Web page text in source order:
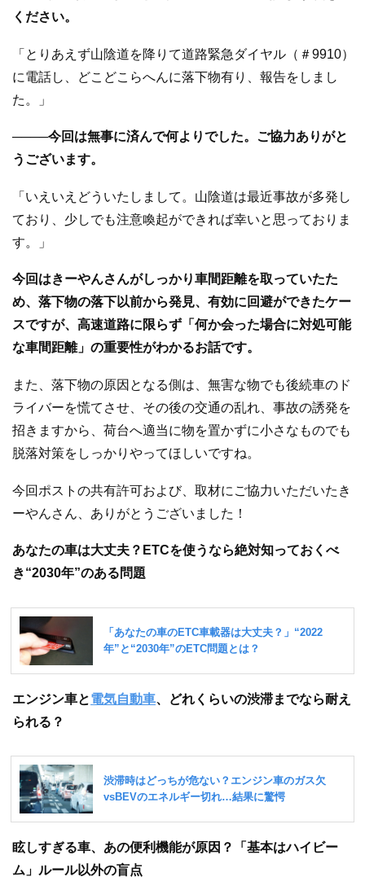
ください。
「とりあえず山陰道を降りて道路緊急ダイヤル（＃9910）
に電話し、どこどこらへんに落下物有り、報告をしまし
た。」
────今回は無事に済んで何よりでした。ご協力ありがと
うございます。
「いえいえどういたしまして。山陰道は最近事故が多発し
ており、少しでも注意喚起ができれば幸いと思っておりま
す。」
今回はきーやんさんがしっかり車間距離を取っていたた
め、落下物の落下以前から発見、有効に回避ができたケー
スですが、高速道路に限らず「何か会った場合に対処可能
な車間距離」の重要性がわかるお話です。
また、落下物の原因となる側は、無害な物でも後続車のド
ライバーを慌てさせ、その後の交通の乱れ、事故の誘発を
招きますから、荷台へ適当に物を置かずに小さなものでも
脱落対策をしっかりやってほしいですね。
今回ポストの共有許可および、取材にご協力いただいたき
ーやんさん、ありがとうございました！
あなたの車は大丈夫？ETCを使うなら絶対知っておくべ
き“2030年”のある問題
エンジン車と電気自動車、どれくらいの渋滞までなら耐え
られる？
眩しすぎる車、あの便利機能が原因？「基本はハイビー
ム」ルール以外の盲点